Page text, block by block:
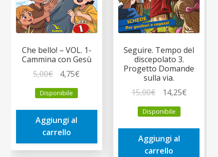
Che bello! – VOL. 1-
Cammina con Gesù
5,00€
prezzo
originale
era:
5,00€.
4,75€
è:
Disponibile
Aggiungi al
carrello
Seguire. Tempo del
discepolato 3.
Progetto Domande
sulla via.
15,00€
prezzo
originale
era:
15,00€.
14,25€Il
è:
Disponibile
Aggiungi al
carrello